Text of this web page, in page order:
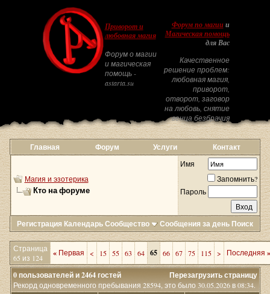
Приворот и
любовная магия
Форум о магии
и магическая
помощь -
astarta.su
Форум по магиии
Магическая помощь
для Вас
Качественное
решение проблем:
любовная магия,
приворот,
отворот, заговор
на любовь, снятие
венца безбрачия
Главная Форум Услуги Контакт
Магия и эзотерика
Кто на форуме
Имя
Запомнить?
Пароль
Регистрация КалендарьСообщество Сообщения за день Поиск
Страница
65 из 124
« Первая < 15 55 63 64 65 66 67 75 115 > Последняя
Перезагрузить страницу
0 пользователей и 2464 гостей
Рекорд одновременного пребывания 28594, это было 30.05.2026 в 08:34.